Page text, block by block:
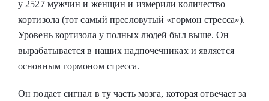
у 2527 мужчин и женщин и измерили количество
кортизола (тот самый пресловутый «гормон стресса»).
Уровень кортизола у полных людей был выше. Он
вырабатывается в наших надпочечниках и является
основным гормоном стресса.
Он подает сигнал в ту часть мозга, которая отвечает за